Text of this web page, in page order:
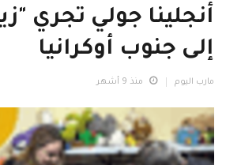
أنجلينا جولي تجري
إلى جنوب أوكرانيا
مارب اليوم منذ 9 أشهر